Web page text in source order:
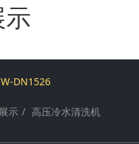
l
S
e
S
e
DN1526
示
高压冷水清洗机